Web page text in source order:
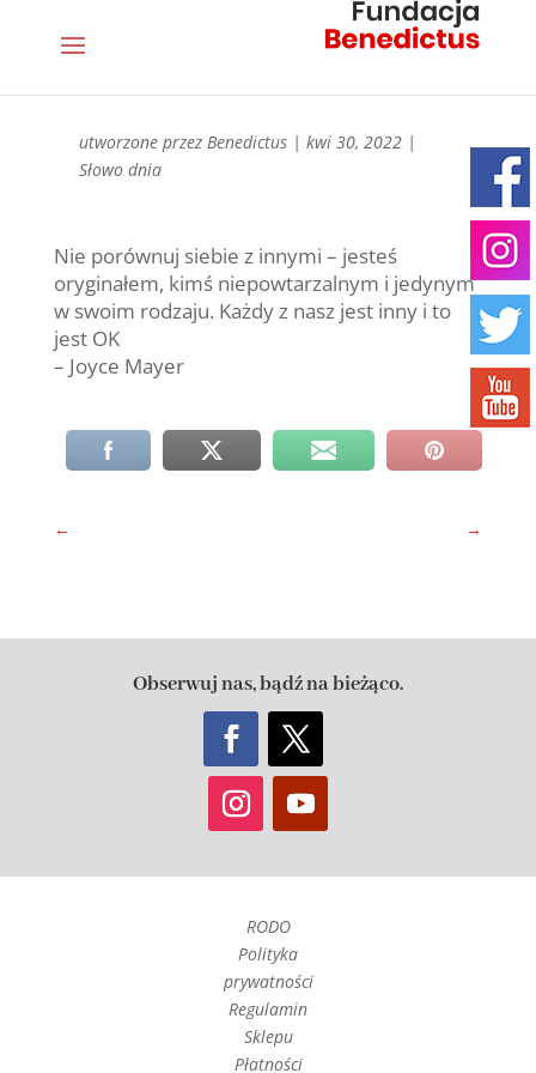
utworzone przez Benedictus| kwi 30, 2022|
Słowo dnia
Nie porównuj siebie z innymi – jesteś
oryginałem, kimś niepowtarzalnym i jedynym
w swoim rodzaju. Każdy z nasz jest inny i to
jest OK
– Joyce Mayer
← →
Obserwuj nas, bądź na bieżąco.
RODO
Polityka
prywatności
Regulamin
Sklepu
Płatności